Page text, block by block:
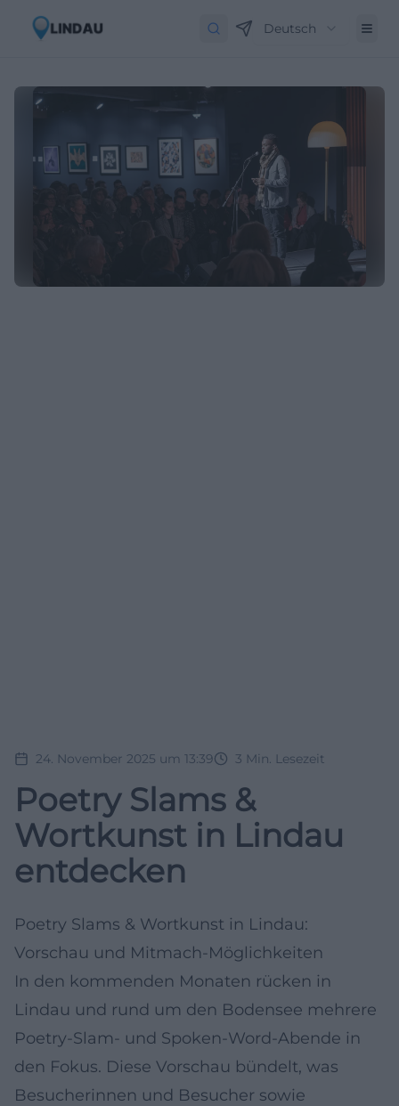
Deutsch
24. November 2025 um 13:39 3 Min. Lesezeit
Poetry Slams &
Wortkunst in Lindau
entdecken
Poetry Slams & Wortkunst in Lindau:
Vorschau und Mitmach-Möglichkeiten
In den kommenden Monaten rücken in
Lindau und rund um den Bodensee mehrere
Poetry-Slam- und Spoken-Word-Abende in
den Fokus. Diese Vorschau bündelt, was
Besucherinnen und Besucher sowie